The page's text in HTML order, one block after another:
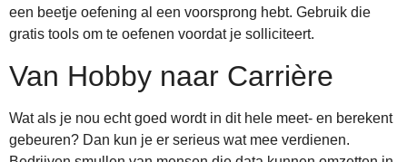
een beetje oefening al een voorsprong hebt. Gebruik die
gratis tools om te oefenen voordat je solliciteert.
Van Hobby naar Carrière
Wat als je nou echt goed wordt in dit hele meet- en berekent
gebeuren? Dan kun je er serieus wat mee verdienen.